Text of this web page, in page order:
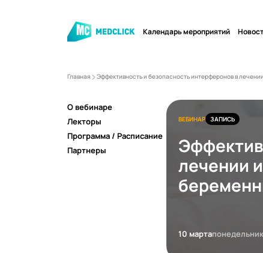
Календарь мероприятий
Главная Эффективность и безопасность интерферонов в
О вебинаре
Лекторы
Программа / Расписание
Партнеры
ВЕБИНАР ЗАПИСЬ
лечении
10 мартапонедельник